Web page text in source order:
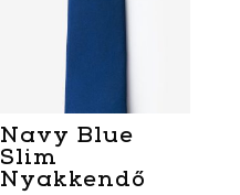
Navy Blue
Slim
Nyakkendő